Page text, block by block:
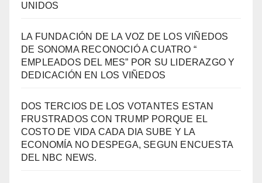
UNIDOS
LA FUNDACIÓN DE LA VOZ DE LOS VIÑEDOS
DE SONOMA RECONOCIÓ A CUATRO “
EMPLEADOS DEL MES” POR SU LIDERAZGO Y
DEDICACIÓN EN LOS VIÑEDOS
DOS TERCIOS DE LOS VOTANTES ESTAN
FRUSTRADOS CON TRUMP PORQUE EL
COSTO DE VIDA CADA DIA SUBE Y LA
ECONOMÍA NO DESPEGA, SEGUN ENCUESTA
DEL NBC NEWS.